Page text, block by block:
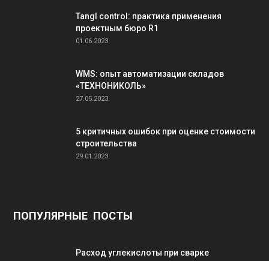
Tangl control: практика применения
проектным бюро R1
01.06.2023
WMS: опыт автоматизации складов
«ТЕХНОНИКОЛЬ»
27.05.2023
5 критичных ошибок при оценке стоимости
строительства
29.01.2023
ПОПУЛЯРНЫЕ ПОСТЫ
Расход углекислоты при сварке